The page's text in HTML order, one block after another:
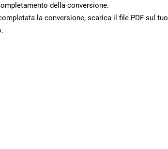
della conversione.
la conversione, scarica il file PDF sul tuo